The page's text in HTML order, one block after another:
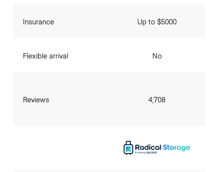
Insurance
Flexible arrival
Reviews
Up to $5000
No
4,708